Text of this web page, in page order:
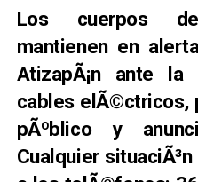
Los cuerpos
mantienen en
AtizapÃ¡n ante la
cables elÃ©ctricos,
pÃºblico y
Cualquier